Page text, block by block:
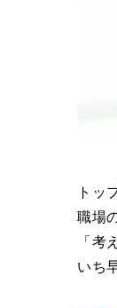
トッ
職場
「考
いち